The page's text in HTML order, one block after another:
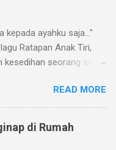
ayahku saja..."
Ratapan Anak Tiri,
kesedihan seorang anak
dialami oleh banyak
perlakuan ibu
membuat versi
Ratapan Anak
READ MORE
di Rumah